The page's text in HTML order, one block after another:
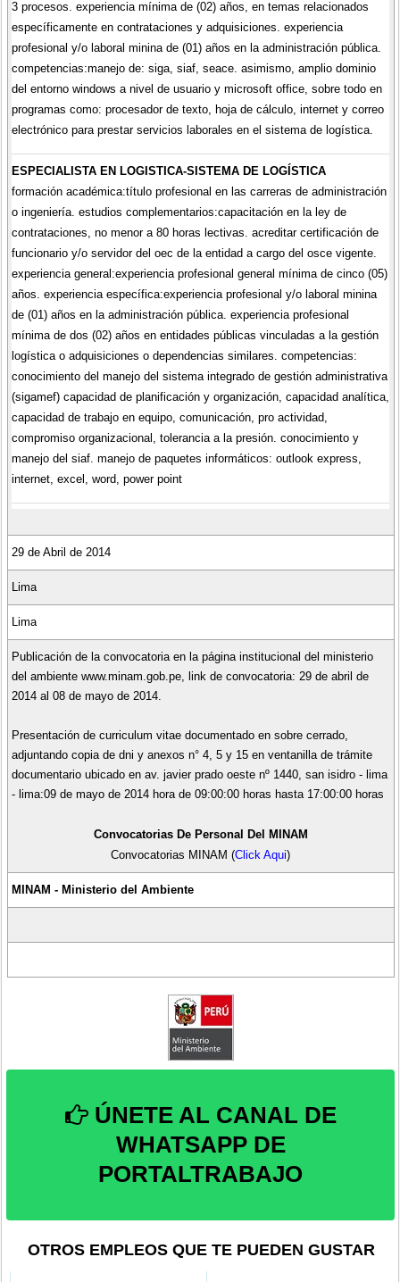
3 procesos. experiencia mínima de (02) años, en temas relacionados
específicamente en contrataciones y adquisiciones. experiencia
profesional y/o laboral minina de (01) años en la administración pública.
competencias:manejo de: siga, siaf, seace. asimismo, amplio dominio
del entorno windows a nivel de usuario y microsoft office, sobre todo en
programas como: procesador de texto, hoja de cálculo, internet y correo
electrónico para prestar servicios laborales en el sistema de logística.
ESPECIALISTA EN LOGISTICA-SISTEMA DE LOGÍSTICA
formación académica:título profesional en las carreras de administración
o ingeniería. estudios complementarios:capacitación en la ley de
contrataciones, no menor a 80 horas lectivas. acreditar certificación de
funcionario y/o servidor del oec de la entidad a cargo del osce vigente.
experiencia general:experiencia profesional general mínima de cinco (05)
años. experiencia específica:experiencia profesional y/o laboral minina
de (01) años en la administración pública. experiencia profesional
mínima de dos (02) años en entidades públicas vinculadas a la gestión
logística o adquisiciones o dependencias similares. competencias:
conocimiento del manejo del sistema integrado de gestión administrativa
(sigamef) capacidad de planificación y organización, capacidad analítica,
capacidad de trabajo en equipo, comunicación, pro actividad,
compromiso organizacional, tolerancia a la presión. conocimiento y
manejo del siaf. manejo de paquetes informáticos: outlook express,
internet, excel, word, power point
29 de Abril de 2014
Lima
Lima
Publicación de la convocatoria en la página institucional del ministerio
del ambiente www.minam.gob.pe, link de convocatoria: 29 de abril de
2014 al 08 de mayo de 2014.
Presentación de curriculum vitae documentado en sobre cerrado,
adjuntando copia de dni y anexos n° 4, 5 y 15 en ventanilla de trámite
documentario ubicado en av. javier prado oeste nº 1440, san isidro - lima
- lima:09 de mayo de 2014 hora de 09:00:00 horas hasta 17:00:00 horas
Convocatorias De Personal Del MINAM
Convocatorias MINAM (Click Aqui)
MINAM - Ministerio del Ambiente
ÚNETE AL CANAL DE
WHATSAPP DE
PORTALTRABAJO
OTROS EMPLEOS QUE TE PUEDEN GUSTAR